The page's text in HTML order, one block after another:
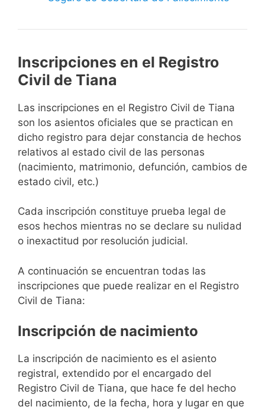
Inscripciones en el Registro
Civil de Tiana
Las inscripciones en el Registro Civil de Tiana
son los asientos oficiales que se practican en
dicho registro para dejar constancia de hechos
relativos al estado civil de las personas
(nacimiento, matrimonio, defunción, cambios de
estado civil, etc.)
Cada inscripción constituye prueba legal de
esos hechos mientras no se declare su nulidad
o inexactitud por resolución judicial.
A continuación se encuentran todas las
inscripciones que puede realizar en el Registro
Civil de Tiana:
Inscripción de nacimiento
La inscripción de nacimiento es el asiento
registral, extendido por el encargado del
Registro Civil de Tiana, que hace fe del hecho
del nacimiento, de la fecha, hora y lugar en que